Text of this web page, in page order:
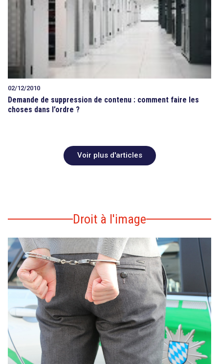
02/12/2010
Demande de suppression de contenu : comment faire les
choses dans l’ordre ?
Voir plus d'articles
Droit à l'image